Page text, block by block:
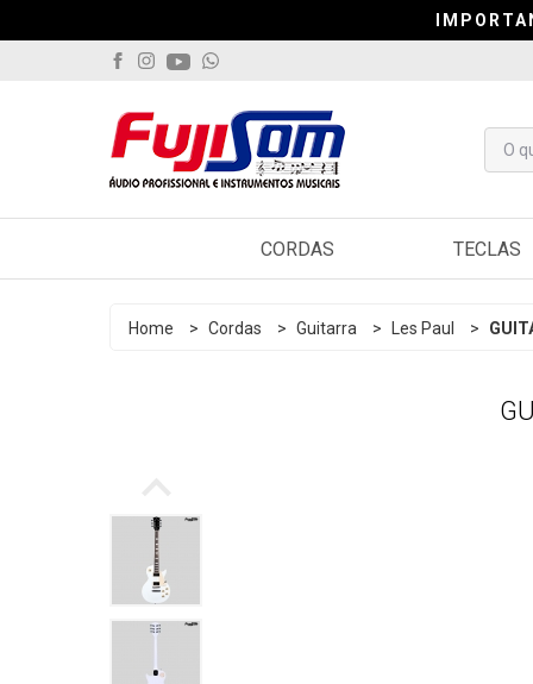
CORDAS
Violão
TECLAS
Home > Cordas > Guitarra > Les Paul >